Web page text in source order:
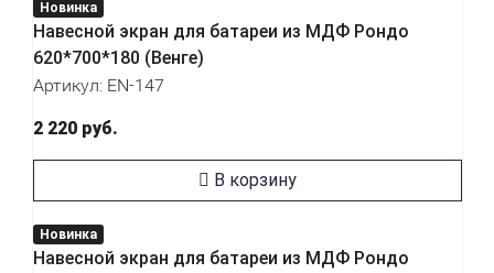
Новинка
Навесной экран для батареи из МДФ Рондо
620*700*180 (Венге)
Артикул: EN-147
2 220 руб.
В корзину
Новинка
Навесной экран для батареи из МДФ Рондо